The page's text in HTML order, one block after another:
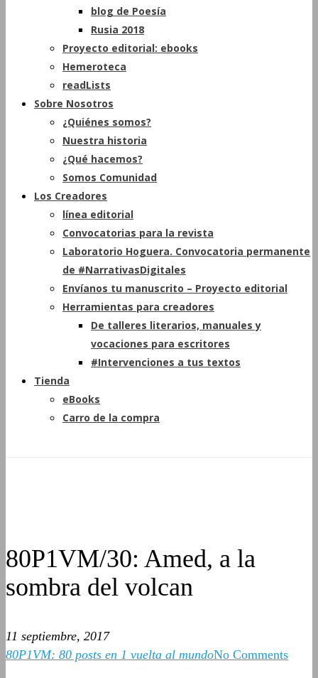
blog de Poesía
Rusia 2018
Proyecto editorial: ebooks
Hemeroteca
readLists
Sobre Nosotros
¿Quiénes somos?
Nuestra historia
¿Qué hacemos?
Somos Comunidad
Los Creadores
línea editorial
Convocatorias para la revista
Laboratorio Hoguera. Convocatoria permanente
de #NarrativasDigitales
Envíanos tu manuscrito – Proyecto editorial
Herramientas para creadores
De talleres literarios, manuales y
vocaciones para escritores
#Intervenciones a tus textos
Tienda
eBooks
Carro de la compra
80P1VM/30: Amed, a la
sombra del volcan
11 septiembre, 2017
80P1VM: 80 posts en 1 vuelta al mundoNo Comments